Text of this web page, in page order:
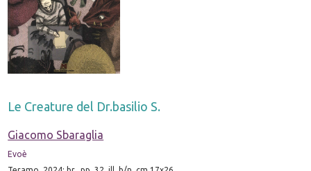
Le Creature del Dr.basilio S.
Giacomo Sbaraglia
Evoè